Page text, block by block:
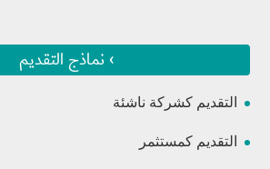
› نماذج التقديم
التقديم كشركة ناشئة
التقديم كمستثمر